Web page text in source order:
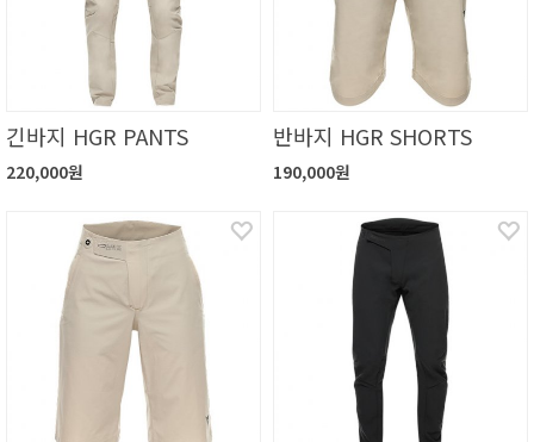
긴바지 HGR PANTS
220,000원
반바지 HGR SHORTS
190,000원